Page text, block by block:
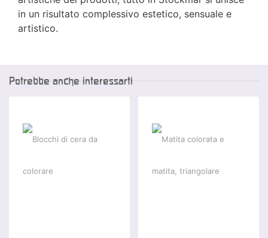
in un risultato complessivo estetico, sensuale e
artistico.
Potrebbe anche interessarti